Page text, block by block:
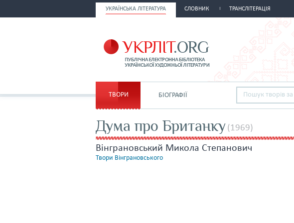
УКРАЇНСЬКА ЛІТЕРАТУРА СЛОВНИК ТРАНСЛІТЕРАЦІЯ
ТВОРИ БІОГРАФІЇ
Дума про Британку (1969)
Вінграновський Микола Степанович
Твори Вінграновського